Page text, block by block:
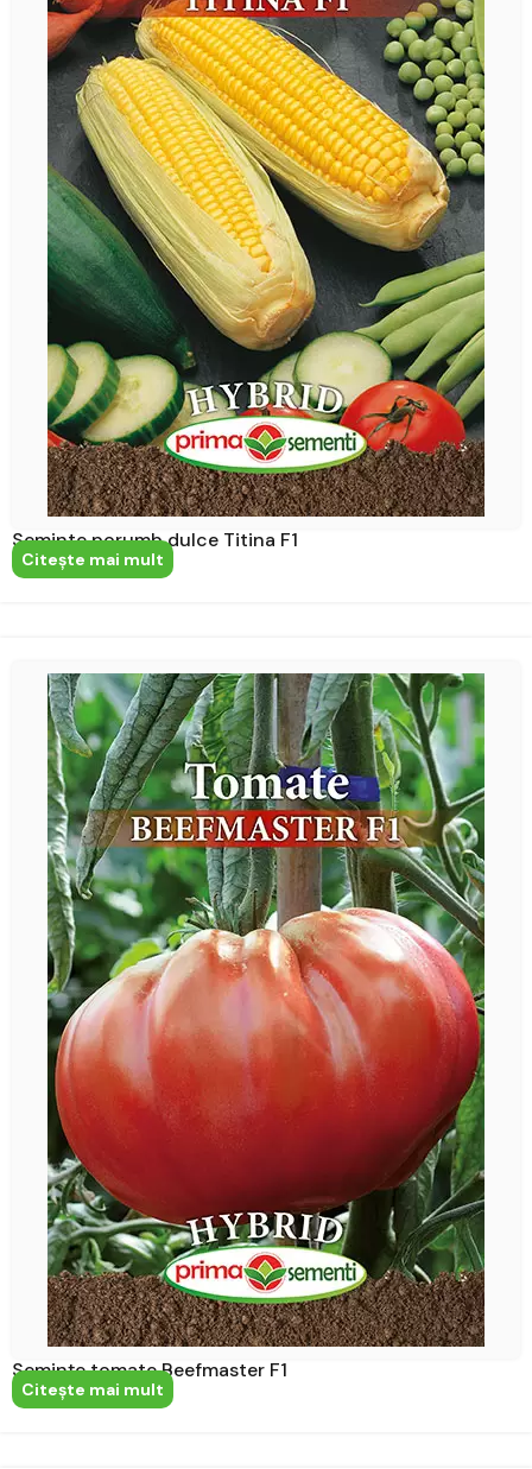
Seminte porumb dulce Titina F1
Citeşte mai mult
Semințe tomate Beefmaster F1
Citeşte mai mult